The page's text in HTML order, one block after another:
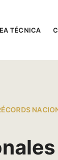
TÉCNICA